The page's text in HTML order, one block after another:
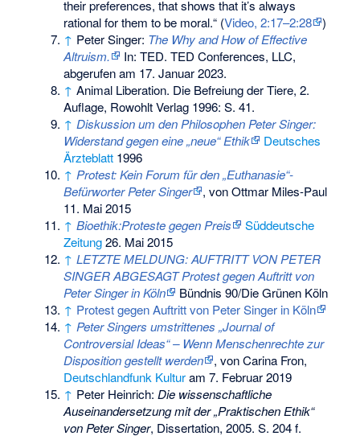
their preferences, that shows that it’s always
rational for them to be moral.“ (Video, 2:17–2:28
)
↑ Peter Singer: The Why and How of Effective
Altruism.
In: TED. TED Conferences, LLC,
abgerufen am 17. Januar 2023.
↑ Animal Liberation. Die Befreiung der Tiere, 2.
Auflage, Rowohlt Verlag 1996: S. 41.
↑ Diskussion um den Philosophen Peter Singer:
Widerstand gegen eine „neue“ Ethik
Deutsches
Ärzteblatt 1996
↑ Protest: Kein Forum für den „Euthanasie“-
Befürworter Peter Singer
, von Ottmar Miles-Paul
11. Mai 2015
↑ Bioethik:Proteste gegen Preis
Süddeutsche
Zeitung26. Mai 2015
↑ LETZTE MELDUNG: AUFTRITT VON PETER
SINGER ABGESAGT Protest gegen Auftritt von
Peter Singer in Köln
Bündnis 90/Die Grünen Köln
↑ Protest gegen Auftritt von Peter Singer in Köln
↑ Peter Singers umstrittenes „Journal of
Controversial Ideas“ – Wenn Menschenrechte zur
Disposition gestellt werden
, von Carina Fron,
Deutschlandfunk Kulturam 7. Februar 2019
↑ Peter Heinrich:Die wissenschaftliche
Auseinandersetzung mit der „Praktischen Ethik“
von Peter Singer, Dissertation, 2005. S. 204 f.